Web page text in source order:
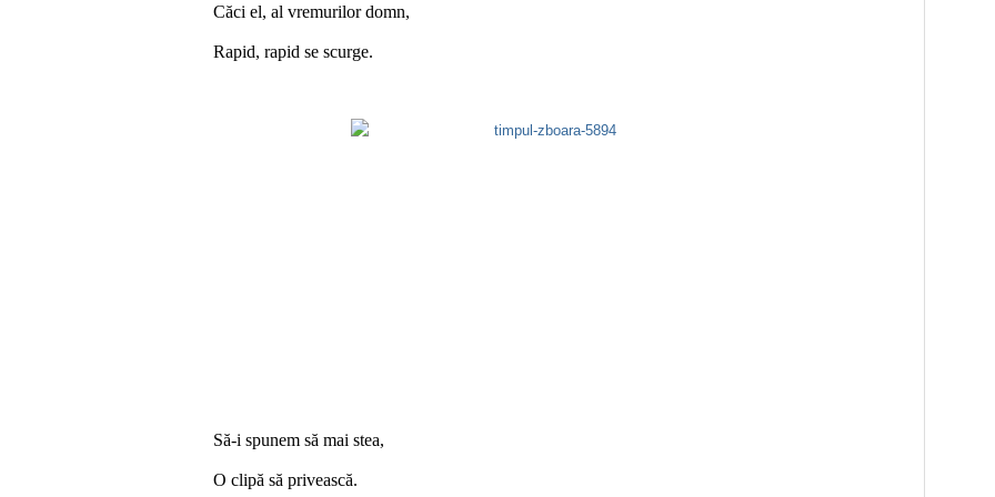
Căci el, al vremurilor domn,
Rapid, rapid se scurge.
Să-i spunem să mai stea,
O clipă să privească.